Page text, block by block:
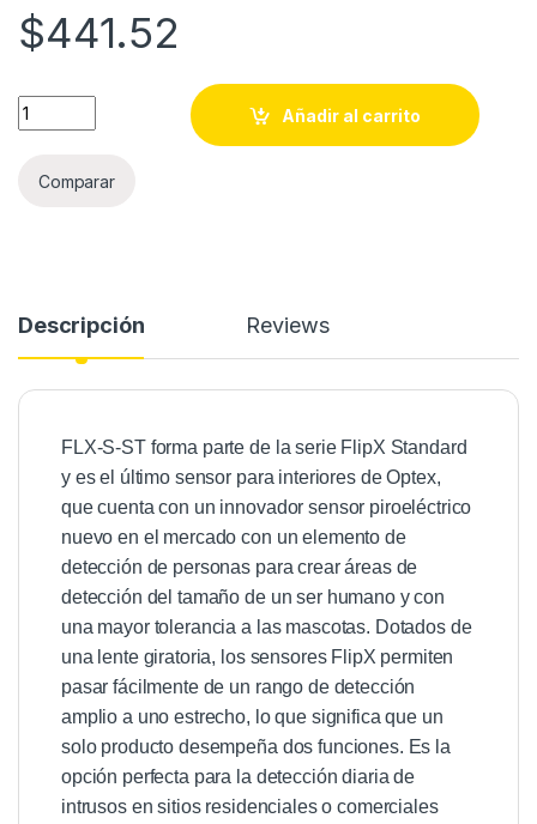
$441.52
Detector de Movimiento Pasivo / FlipX Standard detector
Añadir al carrito
Comparar
Descripción Reviews
FLX-S-ST forma parte de la serie FlipX Standard
y es el último sensor para interiores de Optex,
que cuenta con un innovador sensor piroeléctrico
nuevo en el mercado con un elemento de
detección de personas para crear áreas de
detección del tamaño de un ser humano y con
una mayor tolerancia a las mascotas. Dotados de
una lente giratoria, los sensores FlipX permiten
pasar fácilmente de un rango de detección
amplio a uno estrecho, lo que significa que un
solo producto desempeña dos funciones. Es la
opción perfecta para la detección diaria de
intrusos en sitios residenciales o comerciales